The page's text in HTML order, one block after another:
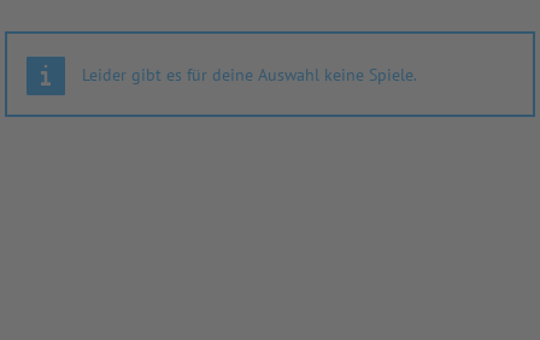
Leider gibt es für deine Auswahl keine Spiele.